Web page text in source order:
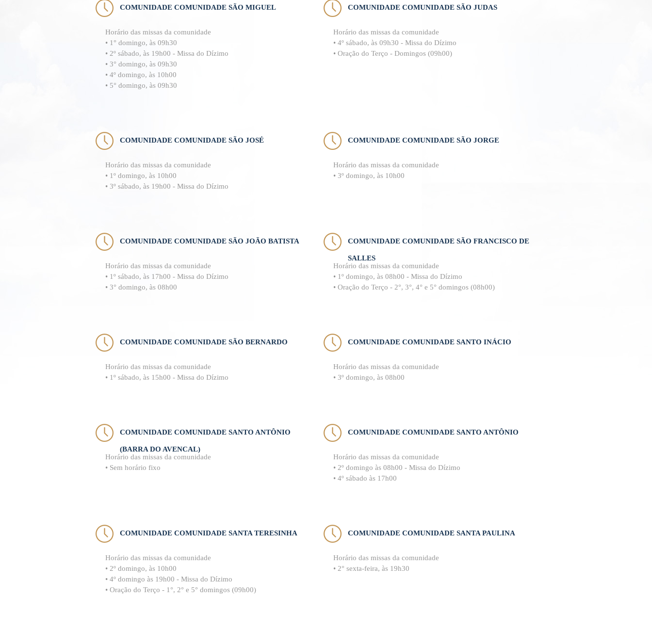
COMUNIDADE COMUNIDADE SÃO MIGUEL
Horário das missas da comunidade
• 1° domingo, às 09h30
• 2º sábado, às 19h00 - Missa do Dízimo
• 3° domingo, às 09h30
• 4º domingo, às 10h00
• 5° domingo, às 09h30
COMUNIDADE COMUNIDADE SÃO JUDAS
Horário das missas da comunidade
• 4º sábado, às 09h30 - Missa do Dízimo
• Oração do Terço - Domingos (09h00)
COMUNIDADE COMUNIDADE SÃO JOSÉ
Horário das missas da comunidade
• 1º domingo, às 10h00
• 3º sábado, às 19h00 - Missa do Dízimo
COMUNIDADE COMUNIDADE SÃO JORGE
Horário das missas da comunidade
• 3º domingo, às 10h00
COMUNIDADE COMUNIDADE SÃO JOÃO BATISTA
Horário das missas da comunidade
• 1º sábado, às 17h00 - Missa do Dízimo
• 3° domingo, às 08h00
COMUNIDADE COMUNIDADE SÃO FRANCISCO DE
SALLES
Horário das missas da comunidade
• 1º domingo, às 08h00 - Missa do Dízimo
• Oração do Terço - 2°, 3°, 4° e 5° domingos (08h00)
COMUNIDADE COMUNIDADE SÃO BERNARDO
Horário das missas da comunidade
• 1º sábado, às 15h00 - Missa do Dízimo
COMUNIDADE COMUNIDADE SANTO INÁCIO
Horário das missas da comunidade
• 3º domingo, às 08h00
COMUNIDADE COMUNIDADE SANTO ANTÔNIO
(BARRA DO AVENCAL)
Horário das missas da comunidade
• Sem horário fixo
COMUNIDADE COMUNIDADE SANTO ANTÔNIO
Horário das missas da comunidade
• 2º domingo às 08h00 - Missa do Dízimo
• 4º sábado às 17h00
COMUNIDADE COMUNIDADE SANTA TERESINHA
Horário das missas da comunidade
• 2º domingo, às 10h00
• 4º domingo às 19h00 - Missa do Dízimo
• Oração do Terço - 1°, 2° e 5° domingos (09h00)
COMUNIDADE COMUNIDADE SANTA PAULINA
Horário das missas da comunidade
• 2° sexta-feira, às 19h30